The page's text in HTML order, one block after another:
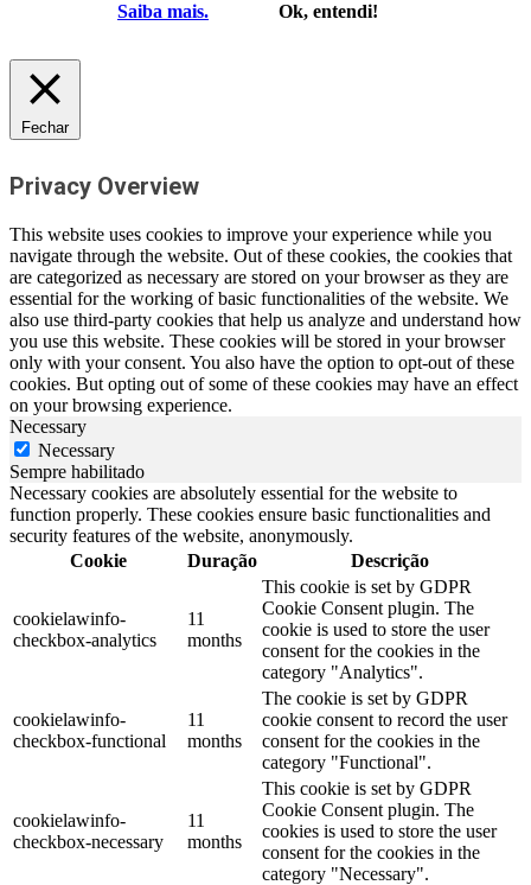
Saiba mais.
Ok, entendi!
Fechar
Privacy Overview
This website uses cookies to improve your experience while you
navigate through the website. Out of these cookies, the cookies that
are categorized as necessary are stored on your browser as they are
essential for the working of basic functionalities of the website. We
also use third-party cookies that help us analyze and understand how
you use this website. These cookies will be stored in your browser
only with your consent. You also have the option to opt-out of these
cookies. But opting out of some of these cookies may have an effect
on your browsing experience.
Necessary
Necessary
Sempre habilitado
Necessary cookies are absolutely essential for the website to
function properly. These cookies ensure basic functionalities and
security features of the website, anonymously.
Cookie
Duração Descrição
cookielawinfo-
checkbox-analytics
11
months
This cookie is set by GDPR
Cookie Consent plugin. The
cookie is used to store the user
consent for the cookies in the
category "Analytics".
cookielawinfo-
checkbox-functional
11
months
The cookie is set by GDPR
cookie consent to record the user
consent for the cookies in the
category "Functional".
cookielawinfo-
checkbox-necessary
11
months
This cookie is set by GDPR
Cookie Consent plugin. The
cookies is used to store the user
consent for the cookies in the
category "Necessary".